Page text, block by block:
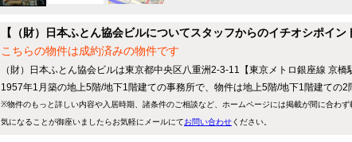
【（財）日本ふとん協会ビルについてスタッフからのイチオシポイン
こちらの物件は成約済みの物件です
（財）日本ふとん協会ビルは東京都中央区八重洲2-3-11【東京メトロ銀座線 京橋
1957年1月築の地上5階/地下1階建ての事務所で、物件は地上5階/地下1階建ての2
※物件のもっと詳しい内容や入居時期、諸条件のご相談など、ホームページには掲載が間に合わず
気になることが御座いましたらお気軽にメールにてお問い合わせください。